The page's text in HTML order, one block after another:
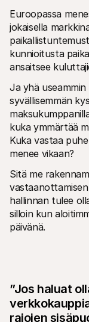
Euroopassa
jokaisella
kunnioitusta
ansaitsee
Ja yhä
syvällisemmän
kuka ymmärtää
Kuka vastaa
menee vikaan?
Sitä me
hallinnan tulee
silloin kun
päivänä.
”Jos haluat
rajojen